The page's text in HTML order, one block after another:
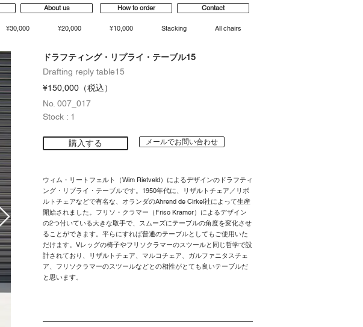
¥30,000 ¥20,000 ¥10,000 Stacking All chairs
Contact
How to order
About us
ドラフティング・リプライ・テーブル15
Drafting reply table15
¥150,000（税込）
No. 007_017
Stock : 1
購入する メールでお問い合わせ
ウィム・リートフェルト（Wim Rietveld）によるデザインのドラフティ
ング・リプライ・テーブルです。1950年代に、リザルトチェア／リボ
ルトチェアなどで有名な、オランダのAhrend de Cirkel社によって生産
開始されました。フリソ・クラマー（Friso Kramer）によるデザイン
の2つ付いている大きな取手で、スムーズにテーブルの角度を変化させ
ることができます。平らにすれば普通のテーブルとしてもご使用いた
だけます。Vレッグの椅子やフリソクラマーのスツールと同じ哲学で設
計されており、リザルトチェア、マルコチェア、ガルファニタスチェ
ア、フリソクラマーのスツールなどとの相性がとても良いテーブルだ
と思います。